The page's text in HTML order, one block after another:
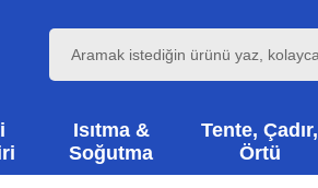
Isıtma &
Soğutma
Tente, Çadır,
Örtü